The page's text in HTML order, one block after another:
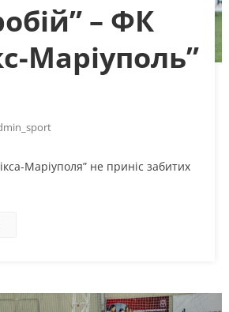
– ФК
Маріуполь”
Маріуполя” не приніс забитих